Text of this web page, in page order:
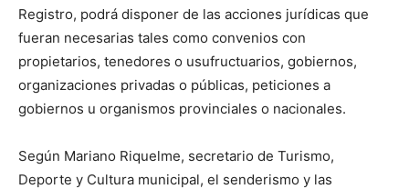
Registro, podrá disponer de las acciones jurídicas que
fueran necesarias tales como convenios con
propietarios, tenedores o usufructuarios, gobiernos,
organizaciones privadas o públicas, peticiones a
gobiernos u organismos provinciales o nacionales.
Según Mariano Riquelme, secretario de Turismo,
Deporte y Cultura municipal, el senderismo y las